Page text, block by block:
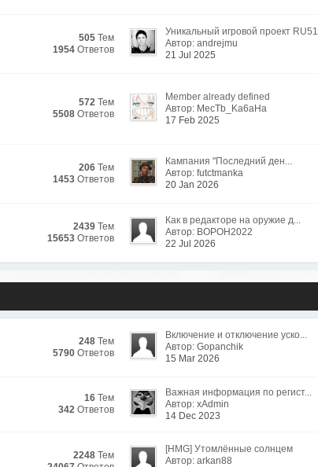
505 Тем
1954 Ответов
Уникальный игровой проект RU51
Автор: andrejmu
21 Jul 2025
572 Тем
5508 Ответов
Member already defined
Автор: MecTb_Ka6aHa
17 Feb 2025
206 Тем
1453 Ответов
Кампания "Последний ден...
Автор: futctmanka
20 Jan 2026
2439 Тем
15653 Ответов
Как в редакторе на оружие д...
Автор: BOPOH2022
22 Jul 2026
248 Тем
5790 Ответов
Включение и отключение уско...
Автор: Gopanchik
15 Mar 2026
16 Тем
342 Ответов
Важная информация по регист...
Автор: xAdmin
14 Dec 2023
2248 Тем
[HMG] Утомлённые солнцем
Автор: arkan88